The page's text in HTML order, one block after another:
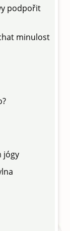
podpořit
minulost
jógy